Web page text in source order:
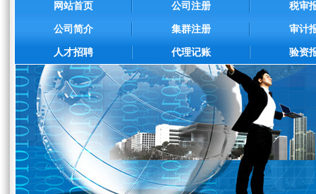
网站首页
公司简介
人才招聘
公司注册
集群注册
代理记账
税审
审计
验资